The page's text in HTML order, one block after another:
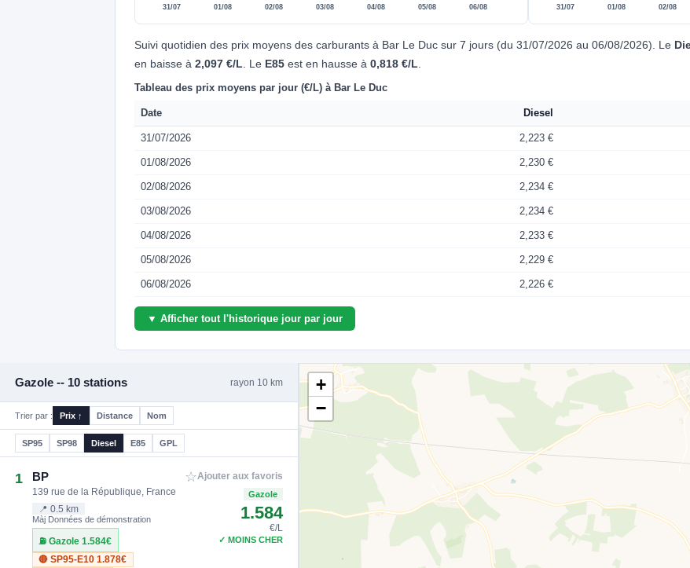
31/07 01/08 02/08 03/08 04/08 05/08 06/08 31/07 01/08 02/08
Suivi quotidien des prix moyens des carburants à Bar Le Duc sur 7 jours (du 31/07/2026 au 06/08/2026). Le
en baisse à 2,097 €/L . Le E85 est en hausse à 0,818 €/L
Tableau des prix moyens par jour (€/L) à Bar Le Duc
Date Diesel
31/07/2026 2,223 €
01/08/2026 2,230 €
02/08/2026 2,234 €
03/08/2026 2,234 €
04/08/2026 2,233 €
05/08/2026 2,229 €
06/08/2026 2,226 €
▼ Afficher tout l'historique jour par jour
Gazole -- 10 stations rayon 10 km
Trier par : Prix ↑ Distance Nom
SP95 SP98 Diesel E85 GPL
1 BP
139 rue de la République, France
📍 0.5 km
Màj Données de démonstration
⛽ Gazole1.584€
🔴 SP95-E101.878€
☆Ajouter aux favoris
Gazole
1.584
€/L
✓ MOINS CHER
+
−